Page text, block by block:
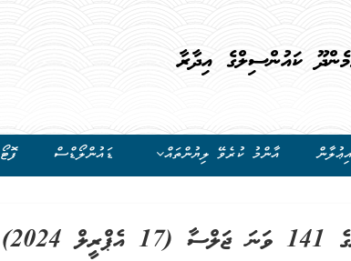
ކައުންސިލްގެ އިދާރާ
އިޢުލާން އާންމު ކުރެވޭ ލިޔުންތައް ޑައުންލޯޑްސް ފޮޓޯ